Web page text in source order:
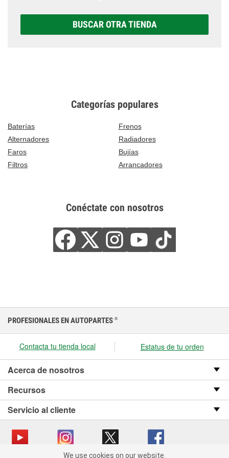
BUSCAR OTRA TIENDA
Categorías populares
Baterías
Frenos
Alternadores
Radiadores
Faros
Bujías
Filtros
Arrancadores
Conéctate con nosotros
PROFESIONALES EN AUTOPARTES ®
Contacta tu tienda local Estatus de tu orden
Acerca de nosotros
Recursos
Servicio al cliente
We use cookies on our website.